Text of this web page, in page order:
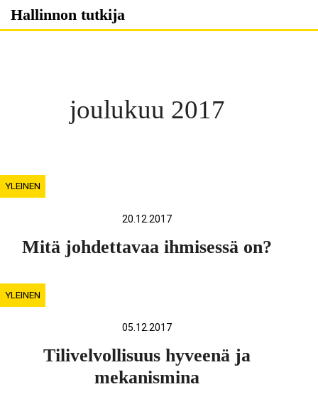
Skip
Hallinnon tutkija
joulukuu 2017
YLEINEN
20.12.2017
Mitä johdettavaa ihmisessä on?
YLEINEN
05.12.2017
Tilivelvollisuus hyveenä ja
mekanismina